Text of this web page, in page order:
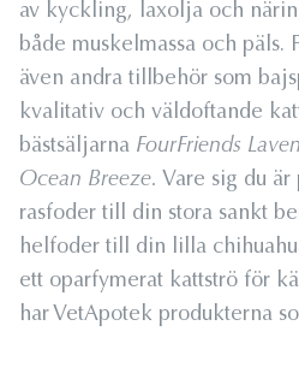
av kyckling, laxolja och
både muskelmassa och päls.
även andra tillbehör som
kvalitativ och väldoftande
bästsäljarna FourFriends
Ocean Breeze. Vare sig du
rasfoder till din stora sankt
helfoder till din lilla
ett oparfymerat kattströ för
har VetApotek produkterna